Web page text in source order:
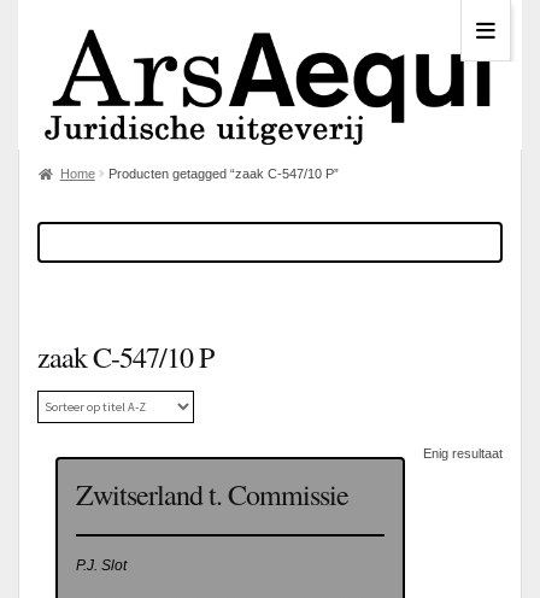
Home Producten getagged “zaak C-547/10 P”
zaak C-547/10 P
Enig resultaat
Zwitserland t. Commissie
P.J. Slot